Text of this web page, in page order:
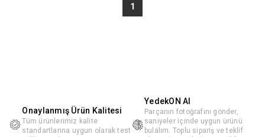
1
Onaylanmış Ürün Kalitesi
Tüm ürünlerimiz kalite
standartlarına uygun olarak test
YedekON AI
Parçanın fotoğrafını gönder,
saniyeler içinde uygun ürünü
bulalım. Toplu sipariş ve teklif